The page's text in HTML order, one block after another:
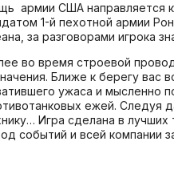
армии США направляется к
1-й пехотной армии
за разговорами игрока
во время строевой
Ближе к берегу вас
ужаса и мысленно
ежей. Следуя
Игра сделана в лучших
событий и всей компании